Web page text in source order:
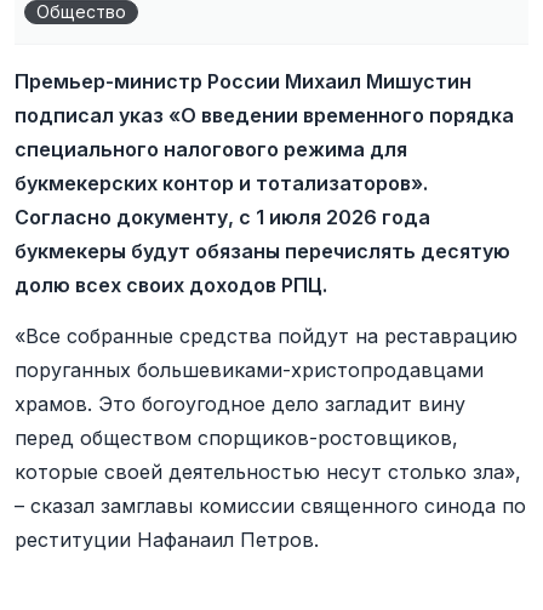
Общество
Премьер-министр России Михаил Мишустин
подписал указ «О введении временного порядка
специального налогового режима для
букмекерских контор и тотализаторов».
Согласно документу, с 1 июля 2026 года
букмекеры будут обязаны перечислять десятую
долю всех своих доходов РПЦ.
«Все собранные средства пойдут на реставрацию
поруганных большевиками-христопродавцами
храмов. Это богоугодное дело загладит вину
перед обществом спорщиков-ростовщиков,
которые своей деятельностью несут столько зла»,
– сказал замглавы комиссии cвященного cинода по
реституции Нафанаил Петров.